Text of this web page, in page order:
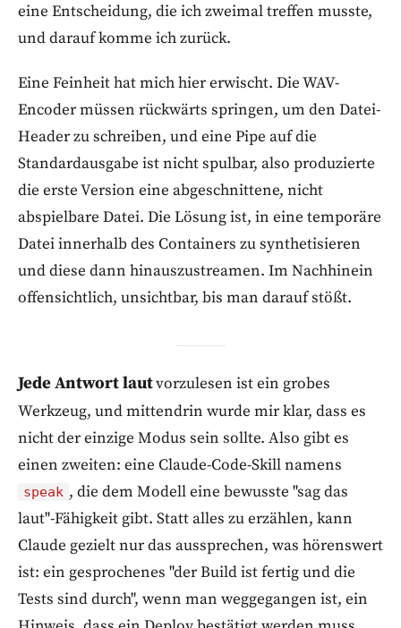
eine Entscheidung, die ich zweimal treffen musste,
und darauf komme ich zurück.
Eine Feinheit hat mich hier erwischt. Die WAV-
Encoder müssen rückwärts springen, um den Datei-
Header zu schreiben, und eine Pipe auf die
Standardausgabe ist nicht spulbar, also produzierte
die erste Version eine abgeschnittene, nicht
abspielbare Datei. Die Lösung ist, in eine temporäre
Datei innerhalb des Containers zu synthetisieren
und diese dann hinauszustreamen. Im Nachhinein
offensichtlich, unsichtbar, bis man darauf stößt.
Jede Antwort lautvorzulesen ist ein grobes
Werkzeug, und mittendrin wurde mir klar, dass es
nicht der einzige Modus sein sollte. Also gibt es
einen zweiten: eine Claude-Code-Skill namens
speak , die dem Modell eine bewusste "sag das
laut"-Fähigkeit gibt. Statt alles zu erzählen, kann
Claude gezielt nur das aussprechen, was hörenswert
ist: ein gesprochenes "der Build ist fertig und die
Tests sind durch", wenn man weggegangen ist, ein